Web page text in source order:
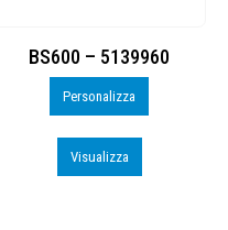
BS600 – 5139960
Personalizza
Visualizza